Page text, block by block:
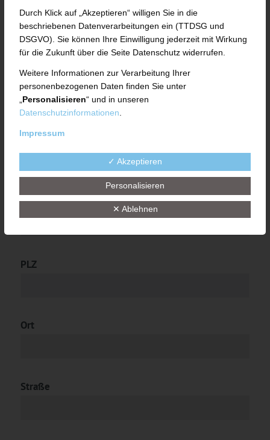
Anrede
Vorname*
Nachname*
E-Mail*
PLZ
Ort
Straße
Durch Klick auf „Akzeptieren“ willigen Sie in die
beschriebenen Datenverarbeitungen ein (TTDSG und
DSGVO). Sie können Ihre Einwilligung jederzeit mit Wirkung
für die Zukunft über die Seite Datenschutz widerrufen.
Weitere Informationen zur Verarbeitung Ihrer
personenbezogenen Daten finden Sie unter
„Personalisieren“ und in unseren
Datenschutzinformationen.
Impressum
✓ Akzeptieren
Personalisieren
✕ Ablehnen